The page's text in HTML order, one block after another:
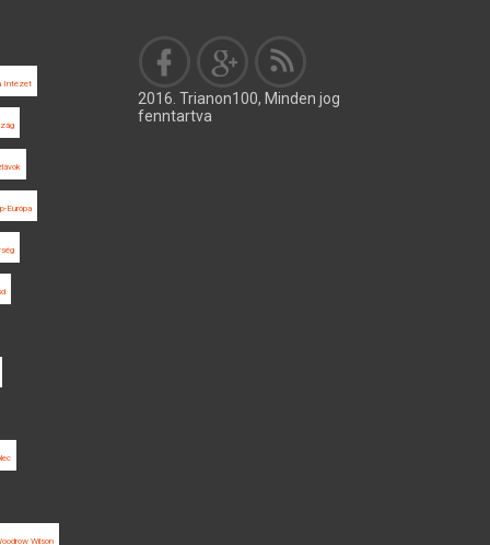
Intézet
Európa
Wilson
2016. Trianon100, Minden jog
fenntartva